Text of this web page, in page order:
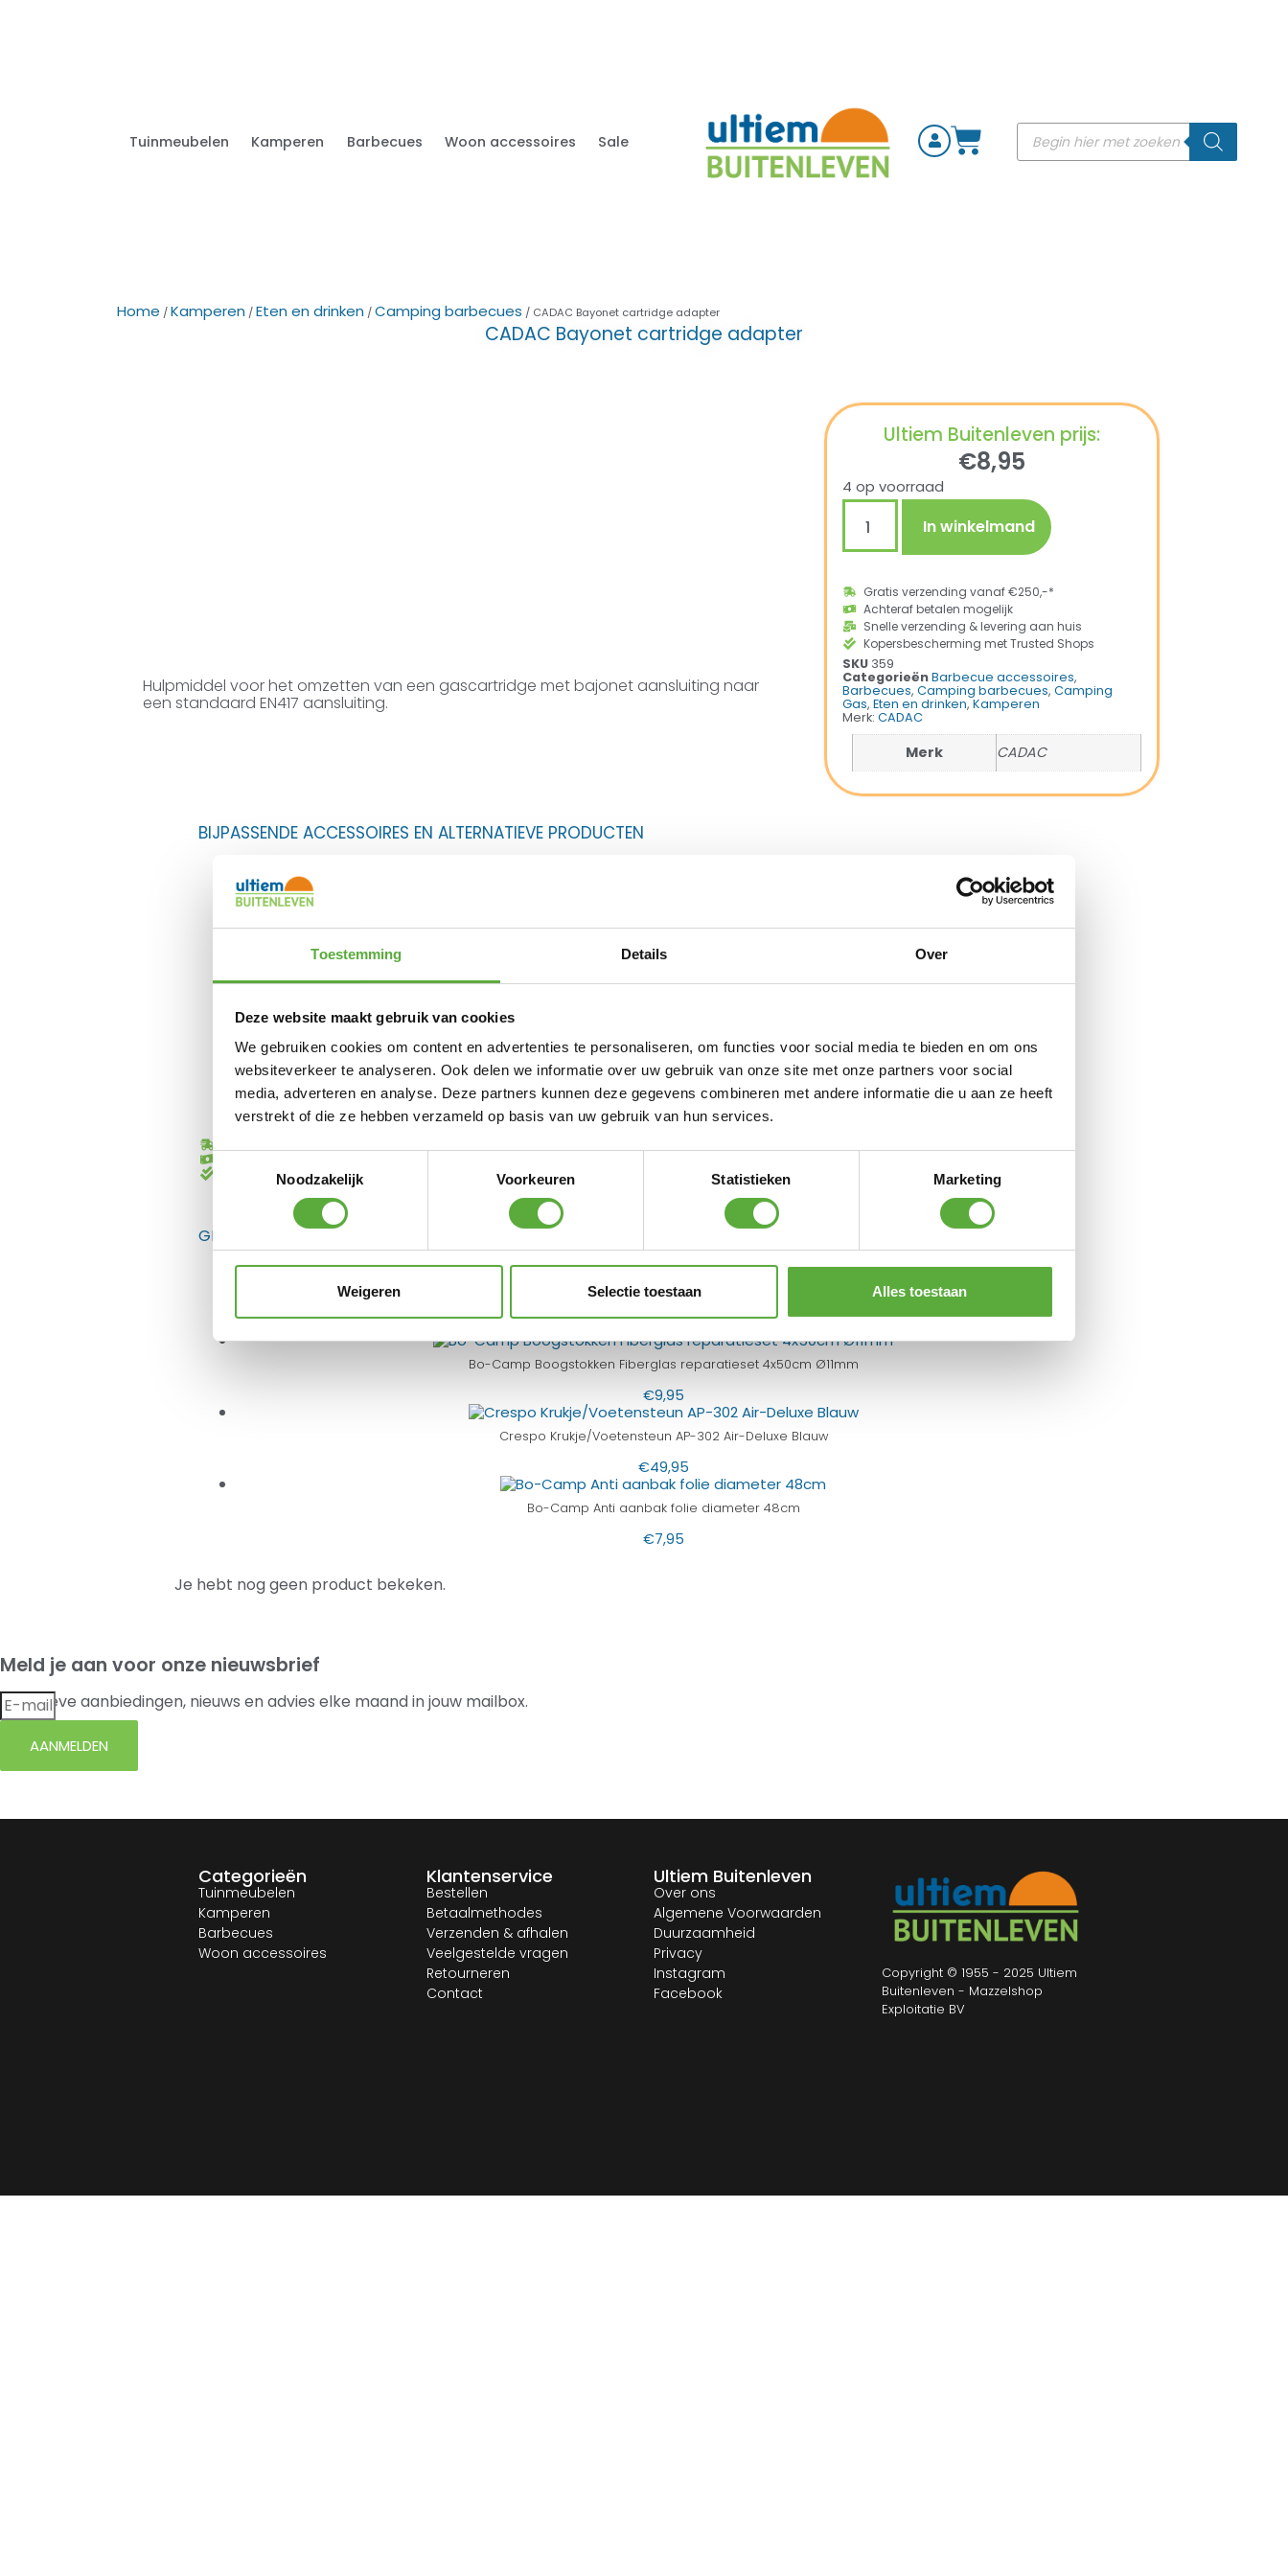
Toestemming Details Over
Deze website maakt gebruik van cookies
We gebruiken cookies om content en advertenties te personaliseren, om functies voor social media te bieden en om ons
websiteverkeer te analyseren. Ook delen we informatie over uw gebruik van onze site met onze partners voor social
media, adverteren en analyse. Deze partners kunnen deze gegevens combineren met andere informatie die u aan ze heeft
verstrekt of die ze hebben verzameld op basis van uw gebruik van hun services.
Toestemmingsselectie
Noodzakelijk
Voorkeuren Statistieken Marketing
Weigeren Selectie toestaan Alles toestaan
Tuinmeubelen Kamperen Barbecues Woon accessoires Sale
Home /Kamperen /Eten en drinken /Camping barbecues / CADAC Bayonet cartridge adapter
CADAC Bayonet cartridge adapter
Hulpmiddel voor het omzetten van een gascartridge met bajonet aansluiting naar
een standaard EN417 aansluiting.
Ultiem Buitenleven prijs:
€8,95
4 op voorraad
In winkelmand
Gratis verzending vanaf €250,-*
Achteraf betalen mogelijk
Snelle verzending & levering aan huis
Kopersbescherming met Trusted Shops
SKU 359
CategorieënBarbecue accessoires,
Barbecues, Camping barbecues, Camping
Gas, Eten en drinken, Kamperen
Merk: CADAC
Merk CADAC
BIJPASSENDE ACCESSOIRES EN ALTERNATIEVE PRODUCTEN
€16,95
CADAC Quick release koppeling gasslang
€12,95
Kopersbescherming met Trusted Shops
GERELATEERDE PRODUCTEN
Bo-Camp Dutch Oven 6QT Urban Outdoor
€49,95
Bo-Camp Boogstokken Fiberglas reparatieset 4x50cm Ø11mm
€9,95
Crespo Krukje/Voetensteun AP-302 Air-Deluxe Blauw
€49,95
Bo-Camp Anti aanbak folie diameter 48cm
€7,95
Je hebt nog geen product bekeken.
Meld je aan voor onze nieuwsbrief
Exclusieve aanbiedingen, nieuws en advies elke maand in jouw mailbox.
AANMELDEN
Categorieën
Tuinmeubelen
Kamperen
Barbecues
Woon accessoires
Klantenservice
Bestellen
Betaalmethodes
Verzenden & afhalen
Veelgestelde vragen
Retourneren
Contact
Ultiem Buitenleven
Over ons
Algemene Voorwaarden
Duurzaamheid
Privacy
Instagram
Facebook
Copyright © 1955 - 2025 Ultiem
Buitenleven - Mazzelshop
Exploitatie BV